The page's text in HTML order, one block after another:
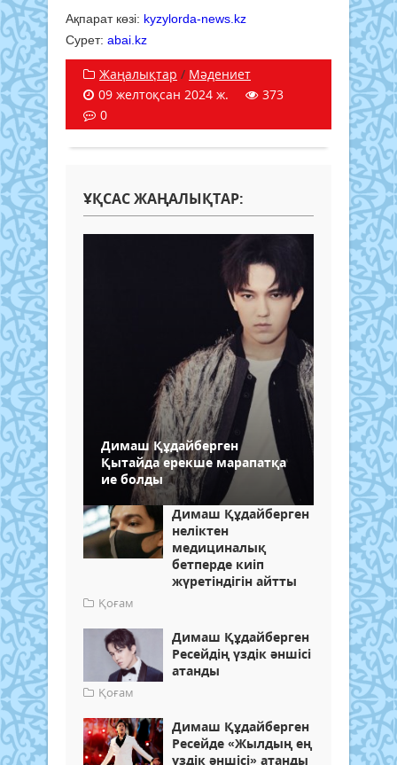
Ақпарат көзі: kyzylorda-news.kz
Сурет: abai.kz
Жаңалықтар / Мәдениет
09 желтоқсан 2024 ж.
373
0
ҰҚСАС ЖАҢАЛЫҚТАР:
Димаш Құдайберген
Қытайда ерекше марапатқа
ие болды
Димаш Құдайберген
неліктен
медициналық
бетперде киіп
жүретіндігін айтты
Қоғам
Димаш Құдайберген
Ресейдің үздік әншісі
атанды
Қоғам
Димаш Құдайберген
Ресейде «Жылдың ең
үздік әншісі» атанды